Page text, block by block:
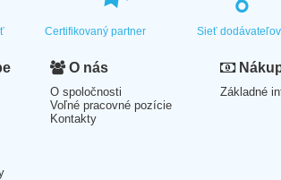
Certifikovaný partner Sieť dodávateľov
O nás
O spoločnosti
Voľné pracovné pozície
Kontakty
Základné